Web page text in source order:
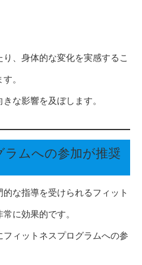
、身体的な変化を実感するこ
。
な影響を及ぼします。
ムへの参加が推奨
な指導を受けられるフィット
に効果的です。
ィットネスプログラムへの参